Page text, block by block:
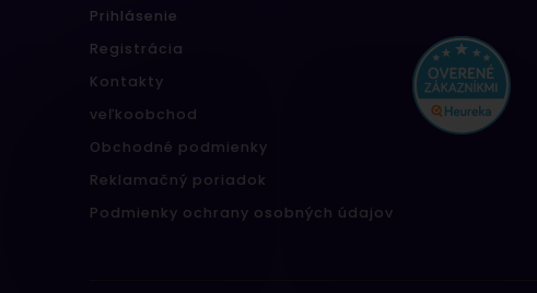
Prihlásenie
Registrácia
Kontakty
veľkoobchod
Obchodné podmienky
Reklamačný poriadok
Podmienky ochrany osobných údajov